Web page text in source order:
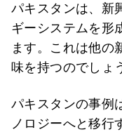
パキスタンは、新
ギーシステムを形
ます。これは他の
味を持つのでしょ
パキスタンの事例
ノロジーへと移行